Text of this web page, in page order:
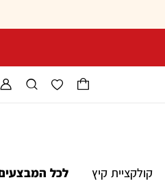
קולקציית קיץ לכל